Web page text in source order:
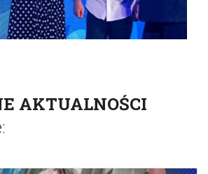
AKTUALNOŚCI